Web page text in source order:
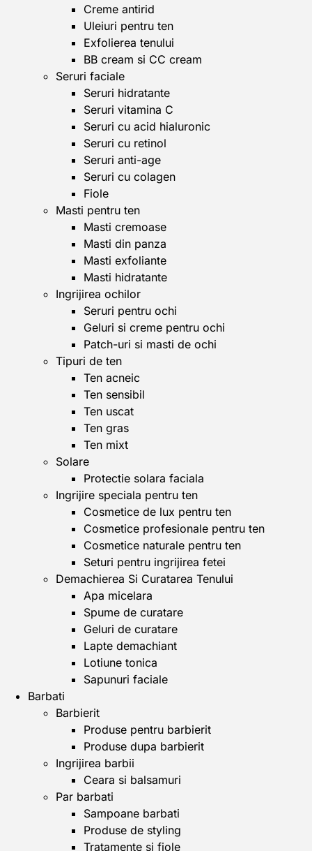
Creme antirid
Uleiuri pentru ten
Exfolierea tenului
BB cream si CC cream
Seruri faciale
Seruri hidratante
Seruri vitamina C
Seruri cu acid hialuronic
Seruri cu retinol
Seruri anti-age
Seruri cu colagen
Fiole
Masti pentru ten
Masti cremoase
Masti din panza
Masti exfoliante
Masti hidratante
Ingrijirea ochilor
Seruri pentru ochi
Geluri si creme pentru ochi
Patch-uri si masti de ochi
Tipuri de ten
Ten acneic
Ten sensibil
Ten uscat
Ten gras
Ten mixt
Solare
Protectie solara faciala
Ingrijire speciala pentru ten
Cosmetice de lux pentru ten
Cosmetice profesionale pentru ten
Cosmetice naturale pentru ten
Seturi pentru ingrijirea fetei
Demachierea Si Curatarea Tenului
Apa micelara
Spume de curatare
Geluri de curatare
Lapte demachiant
Lotiune tonica
Sapunuri faciale
Barbati
Barbierit
Produse pentru barbierit
Produse dupa barbierit
Ingrijirea barbii
Ceara si balsamuri
Par barbati
Sampoane barbati
Produse de styling
Tratamente si fiole